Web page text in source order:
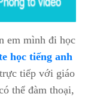
em mình đi học
học tiếng anh
tiếp với giáo
thể đàm thoại,